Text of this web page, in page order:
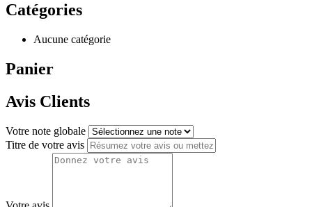
Catégories
Aucune catégorie
Panier
Avis Clients
Votre note globale
Titre de votre avis